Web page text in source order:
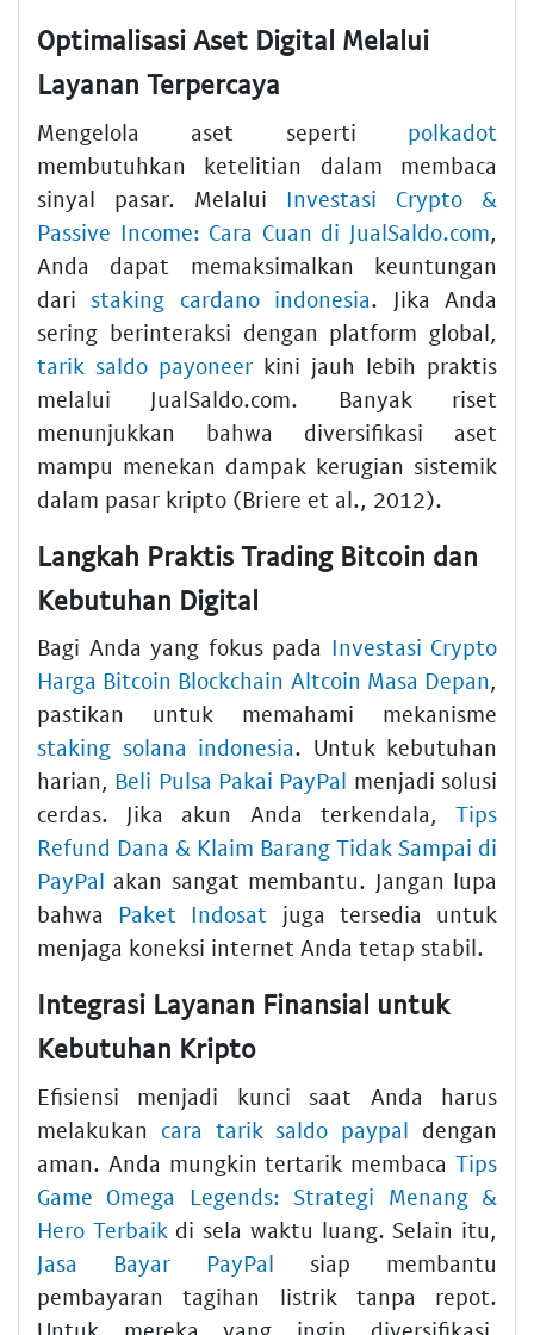
Optimalisasi Aset Digital Melalui
Layanan Terpercaya
Mengelola aset seperti polkadot
membutuhkan ketelitian dalam membaca
sinyal pasar. Melalui Investasi Crypto &
Passive Income: Cara Cuan di JualSaldo.com,
Anda dapat memaksimalkan keuntungan
daristaking cardano indonesia. Jika Anda
sering berinteraksi dengan platform global,
tarik saldo payoneer kini jauh lebih praktis
melalui JualSaldo.com. Banyak riset
menunjukkan bahwa diversifikasi aset
mampu menekan dampak kerugian sistemik
dalam pasar kripto (Briere et al., 2012).
Langkah Praktis Trading Bitcoin dan
Kebutuhan Digital
Bagi Anda yang fokus pada Investasi Crypto
Harga Bitcoin Blockchain Altcoin Masa Depan,
pastikan untuk memahami mekanisme
staking solana indonesia. Untuk kebutuhan
harian, Beli Pulsa Pakai PayPal menjadi solusi
cerdas. Jika akun Anda terkendala, Tips
Refund Dana & Klaim Barang Tidak Sampai di
PayPal akan sangat membantu. Jangan lupa
bahwa Paket Indosat juga tersedia untuk
menjaga koneksi internet Anda tetap stabil.
Integrasi Layanan Finansial untuk
Kebutuhan Kripto
Efisiensi menjadi kunci saat Anda harus
melakukan cara tarik saldo paypal dengan
aman. Anda mungkin tertarik membaca Tips
Game Omega Legends: Strategi Menang &
Hero Terbaikdi sela waktu luang. Selain itu,
Jasa Bayar PayPal siap membantu
pembayaran tagihan listrik tanpa repot.
Untuk mereka yang ingin diversifikasi,